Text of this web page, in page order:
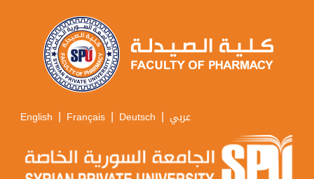
English | Français | Deutsch | عربي